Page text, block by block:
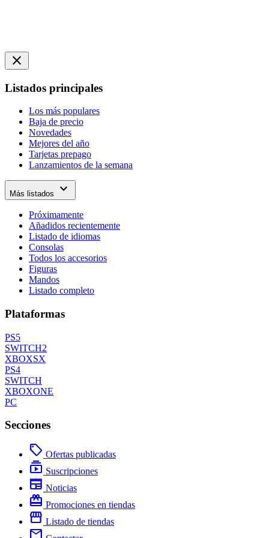
close
Listados principales
Los más populares
Baja de precio
Novedades
Mejores del año
Tarjetas prepago
Lanzamientos de la semana
Más listados expand_more
Próximamente
Añadidos recientemente
Listado de idiomas
Consolas
Todos los accesorios
Figuras
Mandos
Listado completo
Plataformas
PS5
SWITCH2
XBOXSX
PS4
SWITCH
XBOXONE
PC
Secciones
local_offer Ofertas publicadas
subscriptions Suscripciones
newspaper Noticias
redeem Promociones en tiendas
storefront Listado de tiendas
mail